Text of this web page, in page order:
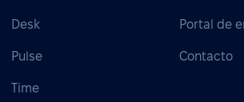
Desk
Pulse
Time
Portal de
Contacto